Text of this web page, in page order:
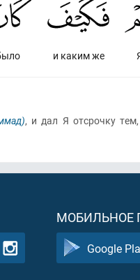
и каким же
, и дал Я отсрочку
МОБИЛЬНОЕ
Google